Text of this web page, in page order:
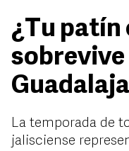
¿Tu patín
sobrevive
La temporada de
jalisciense